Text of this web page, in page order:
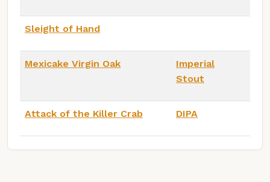
Sleight of Hand
Mexicake Virgin Oak
Imperial
Stout
Attack of the Killer Crab DIPA